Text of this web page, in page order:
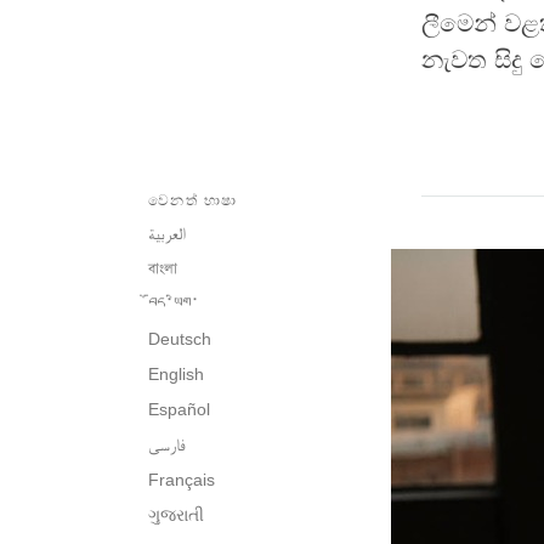
ලීමෙන්
නැවත සිදු
වෙනත් භාෂා
العربية
বাংলা
བོད་ཡིག་
Deutsch
English
Español
فارسی
Français
ગુજરાતી